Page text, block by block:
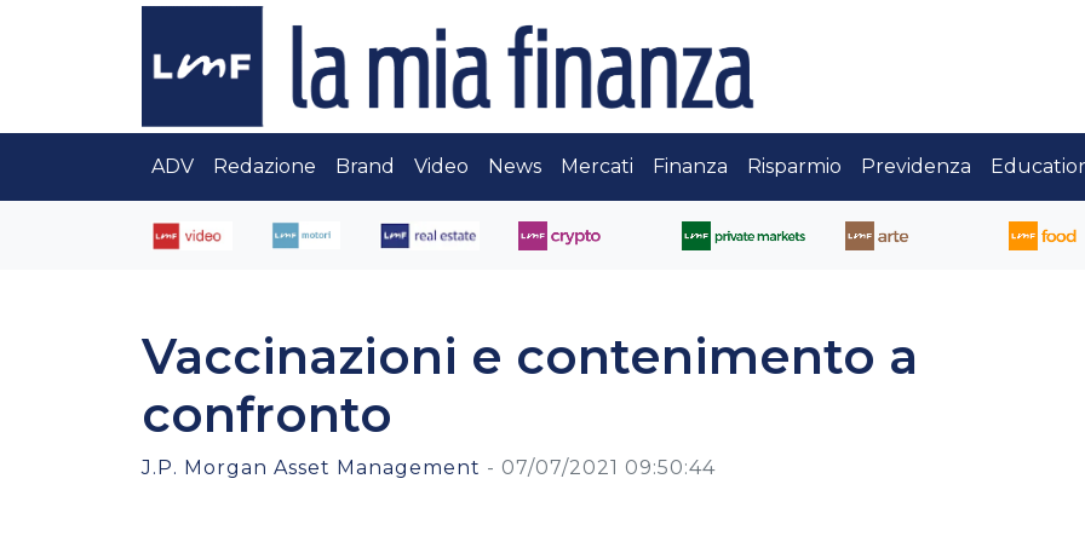
ADV Redazione Brand Video News Mercati Finanza Risparmio Previdenza
Vaccinazioni e contenimento a
confronto
J.P. Morgan Asset Management - 07/07/2021 09:50:44